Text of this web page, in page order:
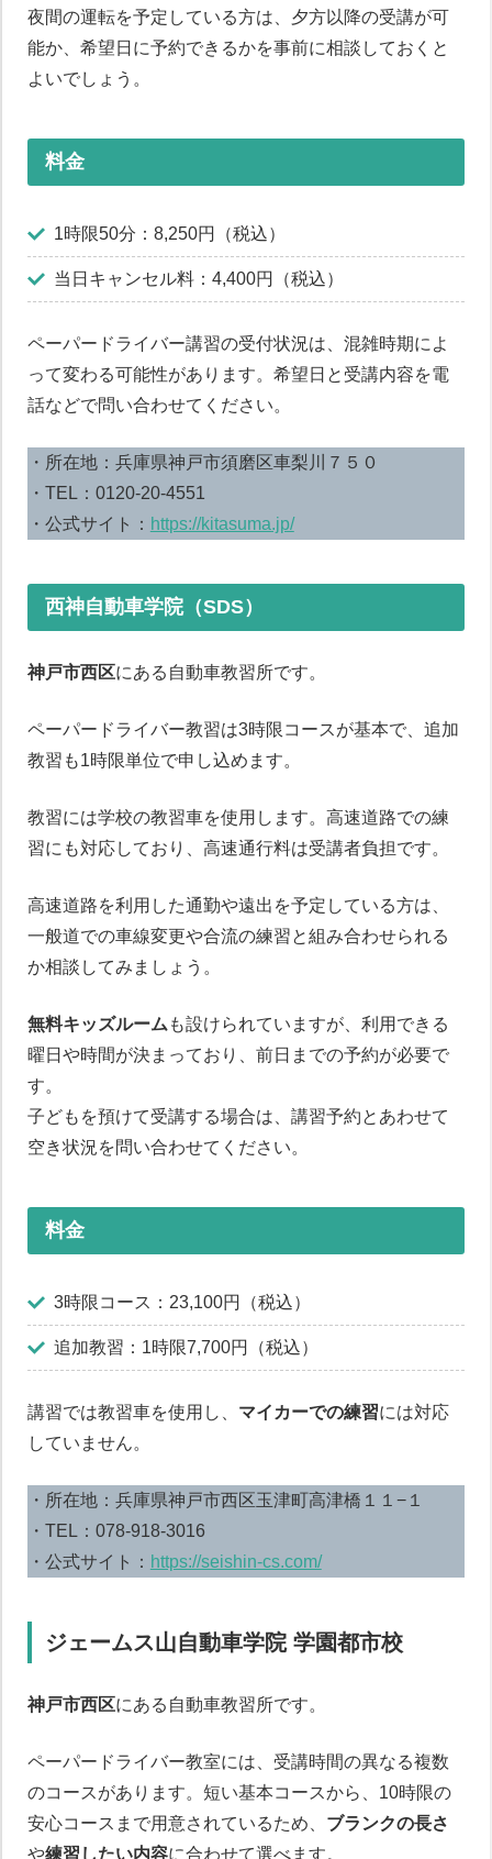
夜間の運転を予定している方は、夕方以降の受講が可
能か、希望日に予約できるかを事前に相談しておくと
よいでしょう。
料金
1時限50分：8,250円（税込）
当日キャンセル料：4,400円（税込）
ペーパードライバー講習の受付状況は、混雑時期によ
って変わる可能性があります。希望日と受講内容を電
話などで問い合わせてください。
・所在地：兵庫県神戸市須磨区車梨川７５０
・TEL：0120-20-4551
・公式サイト： https://kitasuma.jp/
西神自動車学院（SDS）
神戸市西区にある自動車教習所です。
ペーパードライバー教習は3時限コースが基本で、追加
教習も1時限単位で申し込めます。
教習には学校の教習車を使用します。高速道路での練
習にも対応しており、高速通行料は受講者負担です。
高速道路を利用した通勤や遠出を予定している方は、
一般道での車線変更や合流の練習と組み合わせられる
か相談してみましょう。
無料キッズルーム も設けられていますが、利用できる
曜日や時間が決まっており、前日までの予約が必要で
す。
子どもを預けて受講する場合は、講習予約とあわせて
空き状況を問い合わせてください。
料金
3時限コース：23,100円（税込）
追加教習：1時限7,700円（税込）
講習では教習車を使用し、 マイカーでの練習には対応
していません。
・所在地：兵庫県神戸市西区玉津町高津橋１１−１
・TEL：078-918-3016
・公式サイト： https://seishin-cs.com/
ジェームス山自動車学院 学園都市校
神戸市西区にある自動車教習所です。
ペーパードライバー教室には、受講時間の異なる複数
のコースがあります。短い基本コースから、10時限の
安心コースまで用意されているため、 ブランクの長さ
や練習したい内容に合わせて選べます。